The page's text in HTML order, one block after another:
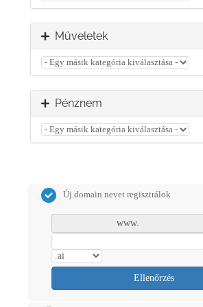
Műveletek
Pénznem
Új domain nevet regisztrálok
www.
Ellenőrzés